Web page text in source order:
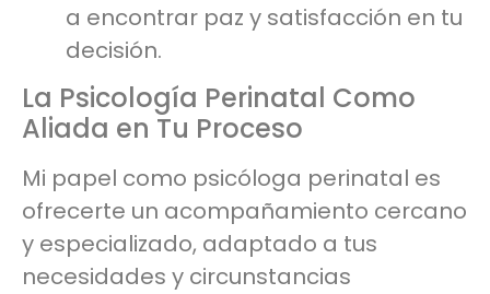
a encontrar paz y satisfacción en tu
decisión.
La Psicología Perinatal Como
Aliada en Tu Proceso
Mi papel como psicóloga perinatal es
ofrecerte un acompañamiento cercano
y especializado, adaptado a tus
necesidades y circunstancias